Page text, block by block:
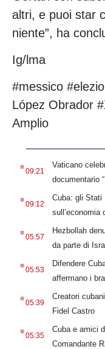
altri, e puoi star
niente”, ha
Ig/lma
#messico
López Obrador
Amplio
.09:21
Vaticano
documentario
.09:12
Cuba: gli Stati
sull’economia
.05:57
Hezbollah
da parte di
.05:53
Difendere
affermano i
.05:39
Creatori
Fidel Castro
.05:35
Cuba e amici
Comandante